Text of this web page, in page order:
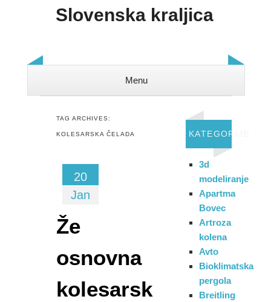
Slovenska kraljica
Menu
TAG ARCHIVES:
KOLESARSKA ČELADA
20
Jan
Že
osnovna
kolesarsk
KATEGORIJE
3d
modeliranje
Apartma
Bovec
Artroza
kolena
Avto
Bioklimatska
pergola
Breitling